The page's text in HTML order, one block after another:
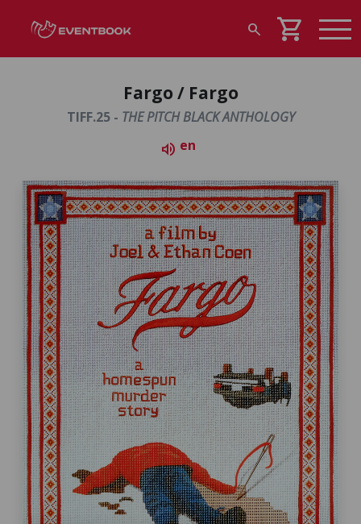
search shopping_cart
Fargo / Fargo
TIFF.25 - THE PITCH BLACK ANTHOLOGY
volume_up en